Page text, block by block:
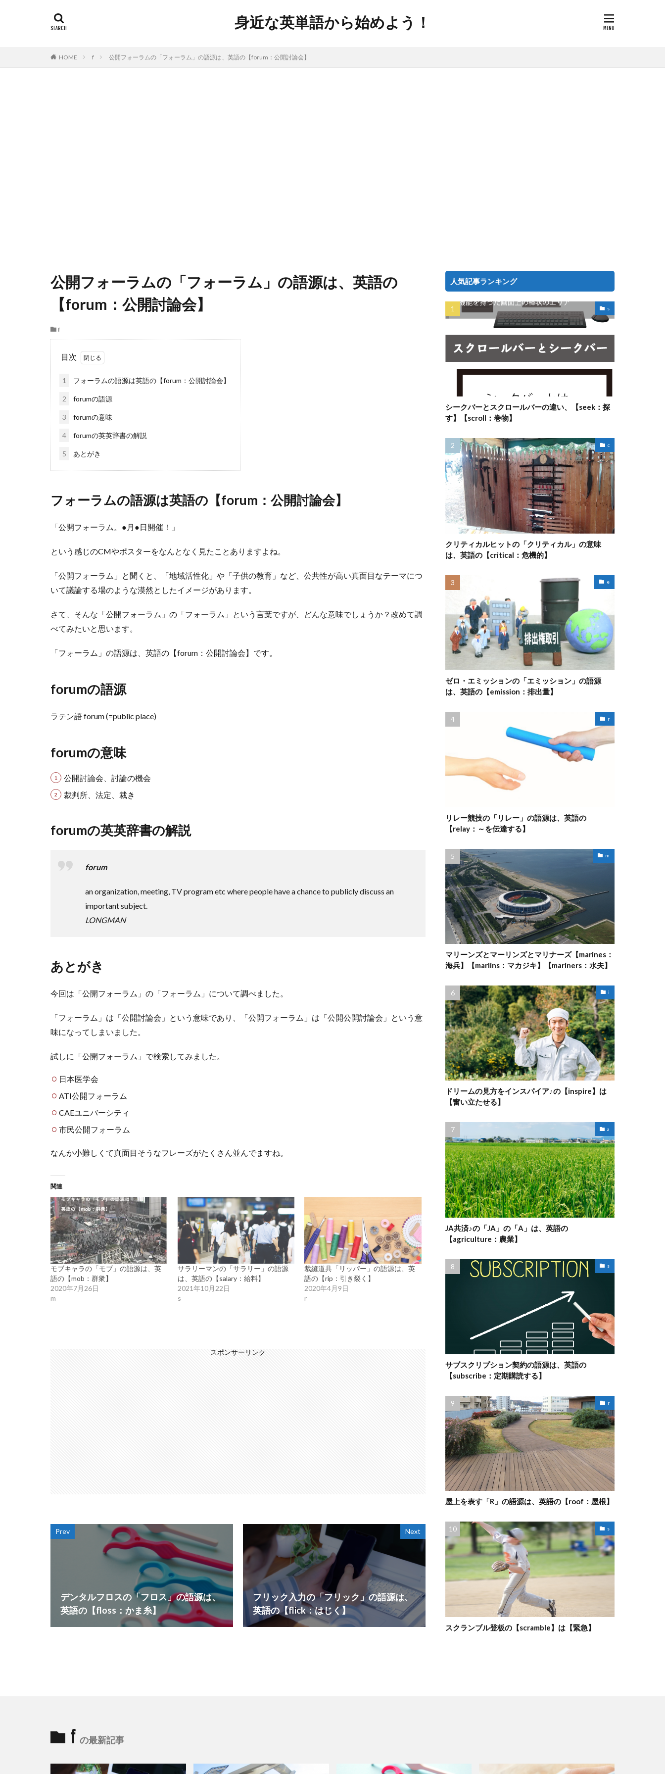
身近な英単語から始めよう！
HOME f 公開フォーラムの「フォーラム」の語源は、英語の【forum：公開討論会】
公開フォーラムの「フォーラム」の語源は、英語の
【forum：公開討論会】
f
目次
1 フォーラムの語源は英語の【forum：公開討論会】
2 forumの語源
3 forumの意味
4 forumの英英辞書の解説
5 あとがき
フォーラムの語源は英語の【forum：公開討論会】
「公開フォーラム。●月●日開催！」
という感じのCMやポスターをなんとなく見たことありますよね。
「公開フォーラム」と聞くと、「地域活性化」や「子供の教育」など、公共性が高い真面目なテーマにつ
いて議論する場のような漠然としたイメージがあります。
さて、そんな「公開フォーラム」の「フォーラム」という言葉ですが、どんな意味でしょうか？改めて調
べてみたいと思います。
「フォーラム」の語源は、英語の【forum：公開討論会】です。
forumの語源
ラテン語 forum (=public place)
forumの意味
公開討論会、討論の機会
裁判所、法定、裁き
forumの英英辞書の解説
forum
an organization, meeting, TV program etc where people have a chance to publicly discuss an
important subject.
LONGMAN
あとがき
今回は「公開フォーラム」の「フォーラム」について調べました。
「フォーラム」は「公開討論会」という意味であり、「公開フォーラム」は「公開公開討論会」という意
味になってしまいました。
試しに「公開フォーラム」で検索してみました。
日本医学会
ATI公開フォーラム
CAEユニバーシティ
市民公開フォーラム
なんか小難しくて真面目そうなフレーズがたくさん並んでますね。
関連
モブキャラの「モブ」の語源は、英
語の【mob：群衆】
2020年7月26日
m
サラリーマンの「サラリー」の語源
は、英語の【salary：給料】
2021年10月22日
s
裁縫道具「リッパー」の語源は、英
語の【rip：引き裂く】
2020年4月9日
r
スポンサーリンク
Prev
デンタルフロスの「フロス」の語源は、
英語の【floss：かま糸】
Next
フリック入力の「フリック」の語源は、
英語の【flick：はじく】
人気記事ランキング
s
シークバーとスクロールバーの違い、【seek：探
す】【scroll：巻物】
c
クリティカルヒットの「クリティカル」の意味
は、英語の【critical：危機的】
e
ゼロ・エミッションの「エミッション」の語源
は、英語の【emission：排出量】
r
リレー競技の「リレー」の語源は、英語の
【relay：～を伝達する】
m
マリーンズとマーリンズとマリナーズ【marines：
海兵】【marlins：マカジキ】【mariners：水夫】
i
ドリームの見方をインスパイア♪の【inspire】は
【奮い立たせる】
a
JA共済♪の「JA」の「A」は、英語の
【agriculture：農業】
s
サブスクリプション契約の語源は、英語の
【subscribe：定期購読する】
r
屋上を表す「R」の語源は、英語の【roof：屋根】
s
スクランブル登板の【scramble】は【緊急】
f の最新記事